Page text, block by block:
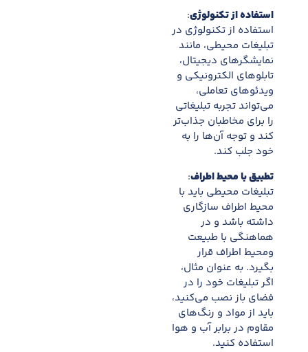
استفاده از تکنولوژی:
استفاده از تکنولوژی در
تبلیغات محیطی، مانند
نمایشگرهای دیجیتال،
تابلوهای الکترونیکی و
ویدئوهای تعاملی،
می‌تواند تجربه تبلیغاتی
را برای مخاطبان جذاب‌تر
کند و توجه آن‌ها را به
خود جلب کند.
تطبیق با محیط اطراف:
تبلیغات محیطی باید با
محیط اطراف سازگاری
داشته باشد و در
هماهنگی با طبیعت
ومحیط اطراف قرار
بگیرد. به عنوان مثال،
اگر تبلیغات خود را در
فضای باز نصب می‌کنید،
باید از مواد و رنگ‌های
مقاوم در برابر آب و هوا
استفاده کنید.